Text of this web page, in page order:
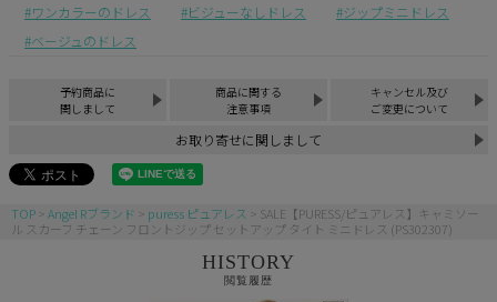
ワンカラーのドレス
ビジューなしドレス
ジップミニドレス
ベージュのドレス
予約商品に
関しまして
商品に関する
注意事項
キャンセル及び
ご変更について
お取り寄せに関しまして
TOP Angel Rブランド puress ピュアレス
SALE【PURESS/ピュアレス】キャミソー
ル スカーフ チェーン フロントジップ セットアップ タイト ミニドレス (PS302307)
HISTORY
閲覧履歴